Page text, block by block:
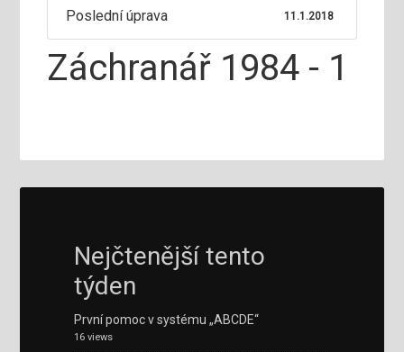
Poslední úprava 11.1.2018
Záchranář 1984 - 1
Nejčtenější tento
týden
První pomoc v systému „ABCDE“
16 views